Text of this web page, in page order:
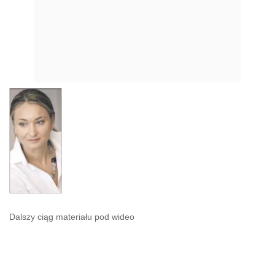
Dalszy ciąg materiału pod wideo